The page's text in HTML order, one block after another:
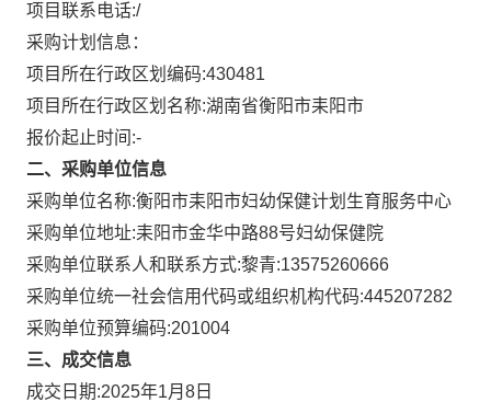
项目联系电话:/
采购计划信息：
项目所在行政区划编码:430481
项目所在行政区划名称:湖南省衡阳市耒阳市
报价起止时间:-
二、采购单位信息
采购单位名称:衡阳市耒阳市妇幼保健计划生育服务中心
采购单位地址:耒阳市金华中路88号妇幼保健院
采购单位联系人和联系方式:黎青:13575260666
采购单位统一社会信用代码或组织机构代码:445207282
采购单位预算编码:201004
三、成交信息
成交日期:2025年1月8日